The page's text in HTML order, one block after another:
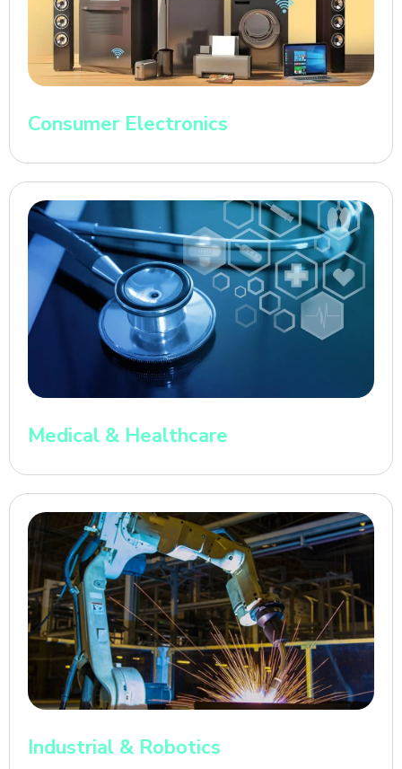
Consumer Electronics
Medical & Healthcare
Industrial & Robotics